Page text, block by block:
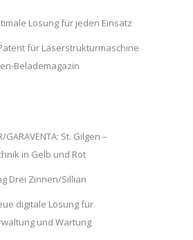
Lösung für jeden Einsatz
für Laserstrukturmaschine
Belademagazin
GARAVENTA: St. Gilgen –
in Gelb und Rot
Drei Zinnen/Sillian
digitale Lösung für
und Wartung